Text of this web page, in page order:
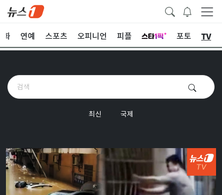
화 연예 스포츠 오피니언 피플 포토 TV
최신 국제